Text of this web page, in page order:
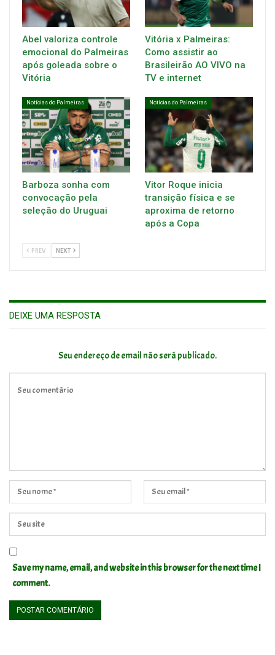
Abel valoriza controle
emocional do Palmeiras
após goleada sobre o
Vitória
Vitória x Palmeiras:
Como assistir ao
Brasileirão AO VIVO na
TV e internet
Notícias do Palmeiras
Barboza sonha com
convocação pela
seleção do Uruguai
Notícias do Palmeiras
Vitor Roque inicia
transição física e se
aproxima de retorno
após a Copa
PREV NEXT
DEIXE UMA RESPOSTA
Seu endereço de email não será publicado.
Save my name, email, and website in this browser for the next time I
comment.